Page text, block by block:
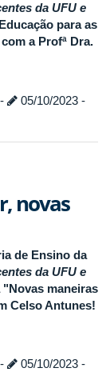
da UFU e
para as
a Profª Dra.
05/10/2023 -
novas
de Ensino da
da UFU e
maneiras
Celso Antunes!
05/10/2023 -